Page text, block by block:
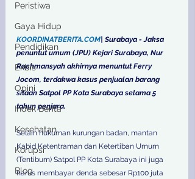
Peristiwa
Gaya Hidup
Pendidikan
Ekbis
Opini
Indek Berita
Kesehatan
Korupsi
Blog
KOORDINATBERITA.COM | Surabaya - Jaksa
penuntut umum (JPU) Kejari Surabaya, Nur
Rachmansyah akhirnya menuntut Ferry
Jocom, terdakwa kasus penjualan barang
sitaan Satpol PP Kota Surabaya selama 5
tahun penjara.
Selain hukuman kurungan badan, mantan
Kabid Ketentraman dan Ketertiban Umum
(Tentibum) Satpol PP Kota Surabaya ini juga
harus membayar denda sebesar Rp100 juta